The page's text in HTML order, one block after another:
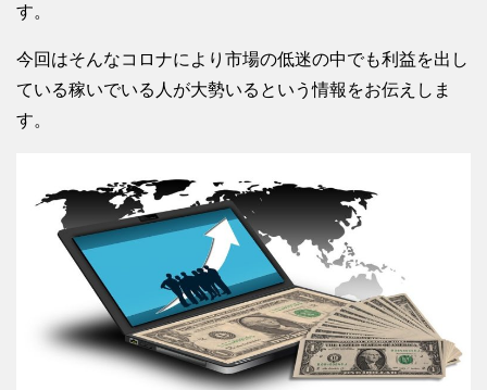
す。
今回はそんなコロナにより市場の低迷の中でも利益を出し
ている稼いでいる人が大勢いるという情報をお伝えしま
す。